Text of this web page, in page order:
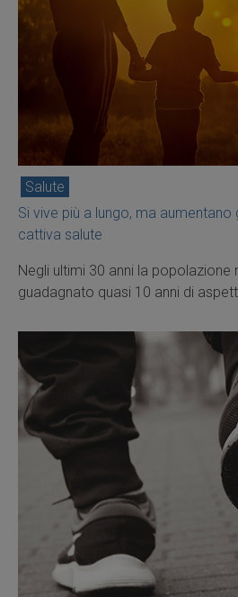
Salute
Si vive più a lungo, ma aumentano
cattiva salute
Negli ultimi 30 anni la popolazione
guadagnato quasi 10 anni di